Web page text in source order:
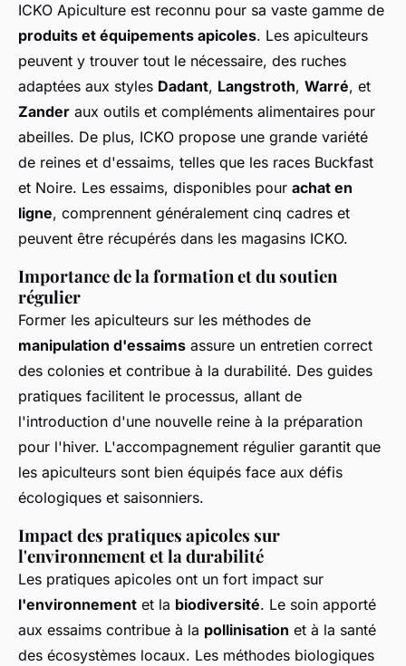
ICKO Apiculture est reconnu pour sa vaste gamme de
produits et équipements apicoles. Les apiculteurs
peuvent y trouver tout le nécessaire, des ruches
adaptées aux styles Dadant, Langstroth, Warré, et
Zander aux outils et compléments alimentaires pour
abeilles. De plus, ICKO propose une grande variété
de reines et d'essaims, telles que les races Buckfast
et Noire. Les essaims, disponibles pour achat en
ligne, comprennent généralement cinq cadres et
peuvent être récupérés dans les magasins ICKO.
Importance de la formation et du soutien
régulier
Former les apiculteurs sur les méthodes de
manipulation d'essaims assure un entretien correct
des colonies et contribue à la durabilité. Des guides
pratiques facilitent le processus, allant de
l'introduction d'une nouvelle reine à la préparation
pour l'hiver. L'accompagnement régulier garantit que
les apiculteurs sont bien équipés face aux défis
écologiques et saisonniers.
Impact des pratiques apicoles sur
l'environnement et la durabilité
Les pratiques apicoles ont un fort impact sur
l'environnement et la biodiversité. Le soin apporté
aux essaims contribue à la pollinisation et à la santé
des écosystèmes locaux. Les méthodes biologiques